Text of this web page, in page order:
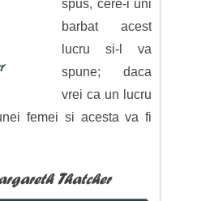
spus, cere-i uni
barbat acest
lucru si-l va
spune; daca
vrei ca un lucru
femei si acesta va fi
Thatcher